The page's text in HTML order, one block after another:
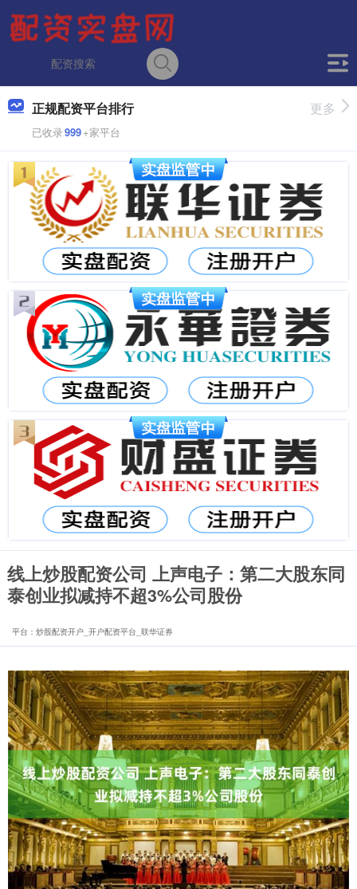
正规配资平台排行
已收录999+家平台
更多
线上炒股配资公司 上声电子：第二大股东同
泰创业拟减持不超3%公司股份
平台：炒股配资开户_开户配资平台_联华证券